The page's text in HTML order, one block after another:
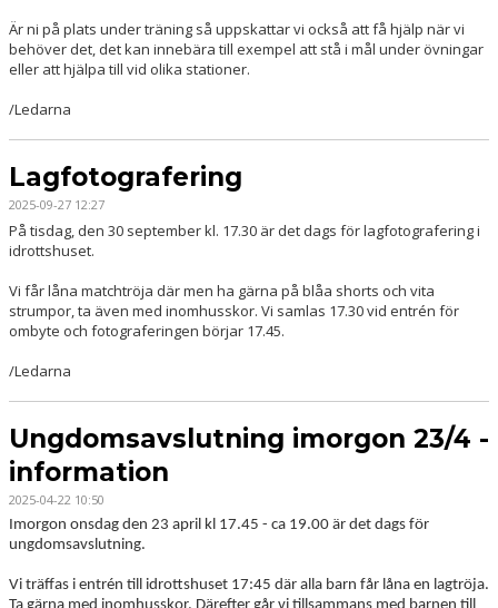
Är ni på plats under träning så uppskattar vi också att få hjälp när vi
behöver det, det kan innebära till exempel att stå i mål under övningar
eller att hjälpa till vid olika stationer.
/Ledarna
Lagfotografering
2025-09-27 12:27
På tisdag, den 30 september kl. 17.30 är det dags för lagfotografering i
idrottshuset.
Vi får låna matchtröja där men ha gärna på blåa shorts och vita
strumpor, ta även med inomhusskor. Vi samlas 17.30 vid entrén för
ombyte och fotograferingen börjar 17.45.
/Ledarna
Ungdomsavslutning imorgon 23/4 -
information
2025-04-22 10:50
Imorgon onsdag den 23 april kl 17.45 - ca 19.00 är det dags för
ungdomsavslutning.
Vi träffas i entrén till idrottshuset 17:45 där alla barn får låna en lagtröja.